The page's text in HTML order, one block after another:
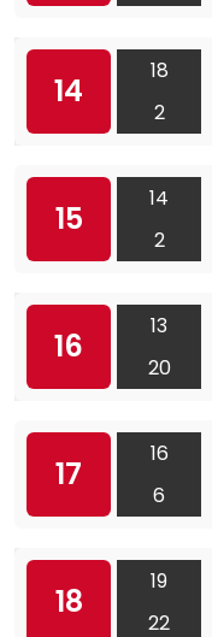
14
18
2
15
14
2
16
13
20
17
16
6
18
19
22